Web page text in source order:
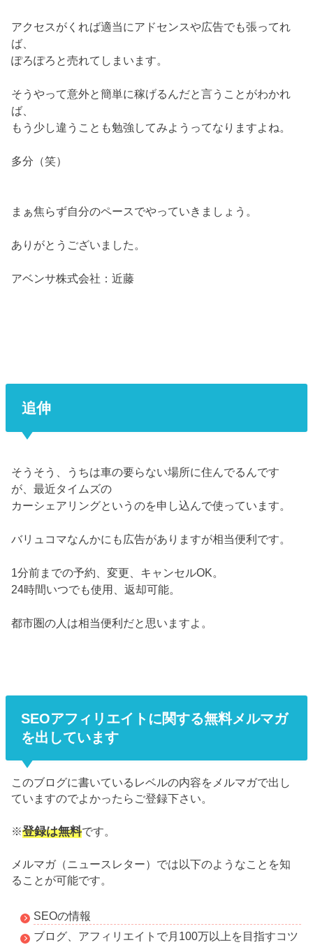
アクセスがくれば適当にアドセンスや広告でも張ってれ
ば、
ぽろぽろと売れてしまいます。
そうやって意外と簡単に稼げるんだと言うことがわかれ
ば、
もう少し違うことも勉強してみようってなりますよね。
多分（笑）
まぁ焦らず自分のペースでやっていきましょう。
ありがとうございました。
アベンサ株式会社：近藤
追伸
そうそう、うちは車の要らない場所に住んでるんです
が、最近タイムズの
カーシェアリングというのを申し込んで使っています。
バリュコマなんかにも広告がありますが相当便利です。
1分前までの予約、変更、キャンセルOK。
24時間いつでも使用、返却可能。
都市圏の人は相当便利だと思いますよ。
SEOアフィリエイトに関する無料メルマガ
を出しています
このブログに書いているレベルの内容をメルマガで出し
ていますのでよかったらご登録下さい。
※登録は無料です。
メルマガ（ニュースレター）では以下のようなことを知
ることが可能です。
SEOの情報
ブログ、アフィリエイトで月100万以上を目指すコツ